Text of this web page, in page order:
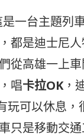
是一台主題列
都是迪士尼
從高雄一上
唱卡拉OK，
玩可以休息，
只是移動交